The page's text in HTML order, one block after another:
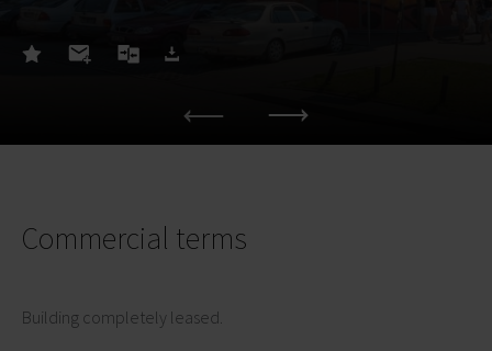
Commercial terms
Building completely leased.